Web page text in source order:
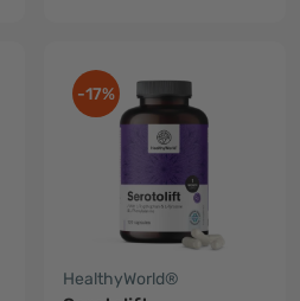
-17%
HealthyWorld®